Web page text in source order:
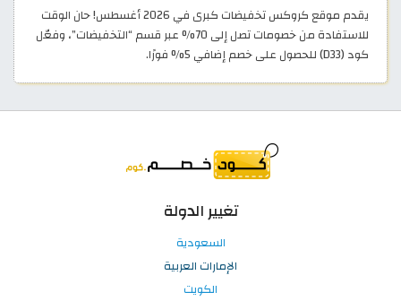
يقدم موقع كروكس تخفيضات كبرى في 2026 أغسطس! حان الوقت
للاستفادة من خصومات تصل إلى 70% عبر قسم “التخفيضات”، وفعّل
كود (D33) للحصول على خصم إضافي 5% فورًا.
تغيير الدولة
السعودية
الإمارات العربية
الكويت